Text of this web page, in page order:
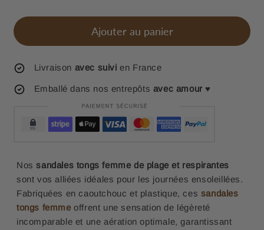
Ajouter au panier
Livraison avec suivi en France
Emballé dans nos entrepôts avec amour ♥
Nossandales tongs femme de plage et respirantes
sont vos alliées idéales pour les journées ensoleillées.
Fabriquées en caoutchouc et plastique, ces sandales
tongs femmeoffrent une sensation de légèreté
incomparable et une aération optimale, garantissant